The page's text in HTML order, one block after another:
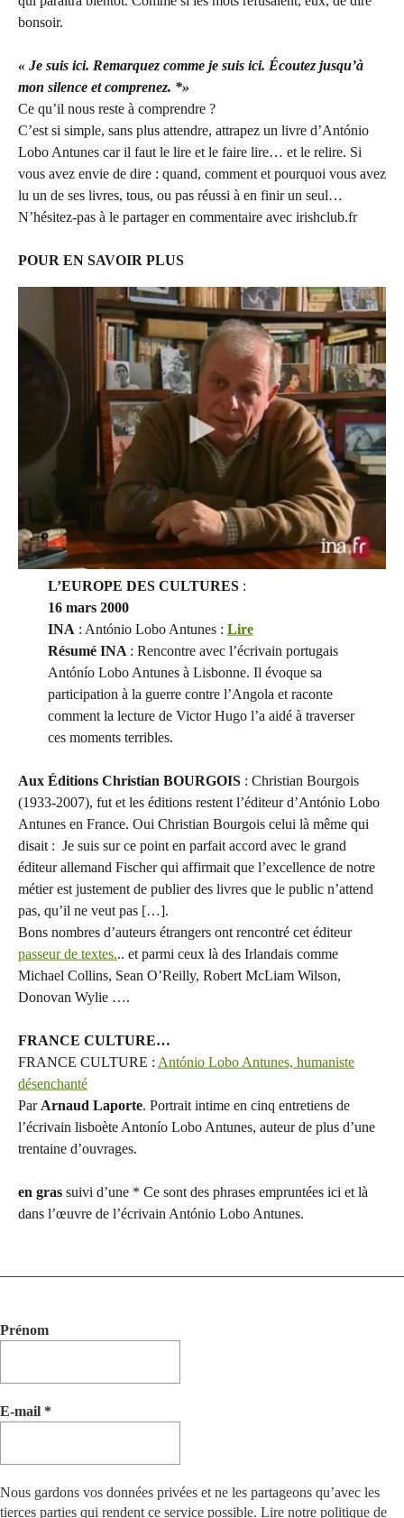
bonsoir.
« Je suis ici. Remarquez comme je suis ici. Écoutez jusqu’à
mon silence et comprenez. *»
Ce qu’il nous reste à comprendre ?
C’est si simple, sans plus attendre, attrapez un livre d’António
Lobo Antunes car il faut le lire et le faire lire… et le relire. Si
vous avez envie de dire : quand, comment et pourquoi vous avez
lu un de ses livres, tous, ou pas réussi à en finir un seul…
N’hésitez-pas à le partager en commentaire avec irishclub.fr
POUR EN SAVOIR PLUS
L’EUROPE DES CULTURES:
16 mars 2000
INA : António Lobo Antunes : Lire
Résumé INA : Rencontre avec l’écrivain portugais
Antónío Lobo Antunes à Lisbonne. Il évoque sa
participation à la guerre contre l’Angola et raconte
comment la lecture de Victor Hugo l’a aidé à traverser
ces moments terribles.
Aux Éditions Christian BOURGOIS : Christian Bourgois
(1933-2007), fut et les éditions restent l’éditeur d’António Lobo
Antunes en France. Oui Christian Bourgois celui là même qui
disait : Je suis sur ce point en parfait accord avec le grand
éditeur allemand Fischer qui affirmait que l’excellence de notre
métier est justement de publier des livres que le public n’attend
pas, qu’il ne veut pas […].
Bons nombres d’auteurs étrangers ont rencontré cet éditeur
passeur de textes... et parmi ceux là des Irlandais comme
Michael Collins, Sean O’Reilly, Robert McLiam Wilson,
Donovan Wylie ….
FRANCE CULTURE…
FRANCE CULTURE : António Lobo Antunes, humaniste
désenchanté
Par Arnaud Laporte. Portrait intime en cinq entretiens de
l’écrivain lisboète Antonío Lobo Antunes, auteur de plus d’une
trentaine d’ouvrages.
en gras suivi d’une * Ce sont des phrases empruntées ici et là
dans l’œuvre de l’écrivain António Lobo Antunes.
Prénom
E-mail *
Nous gardons vos données privées et ne les partageons qu’avec les
tierces parties qui rendent ce service possible. Lire notre politique de